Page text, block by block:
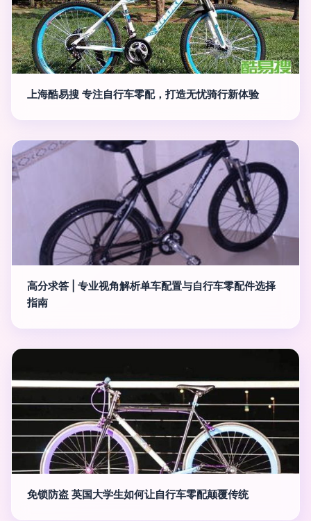
上海酷易搜 专注自行车零配，打造无忧骑行新体验
高分求答 | 专业视角解析单车配置与自行车零配件选择
指南
免锁防盗 英国大学生如何让自行车零配颠覆传统